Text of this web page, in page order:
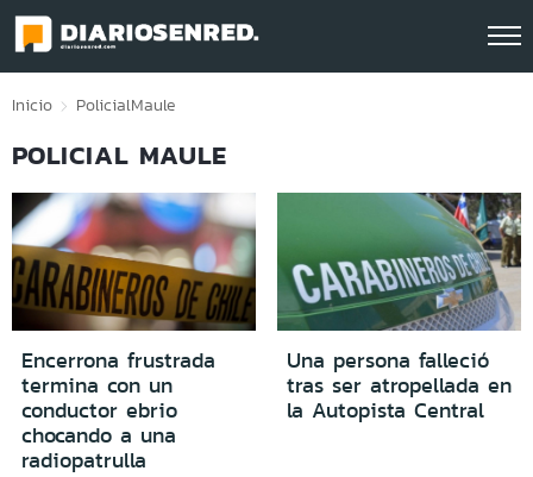
Click acá para ir directamente al contenido
Inicio PolicialMaule
POLICIAL MAULE
Encerrona frustrada
termina con un
conductor ebrio
chocando a una
radiopatrulla
Una persona falleció
tras ser atropellada en
la Autopista Central